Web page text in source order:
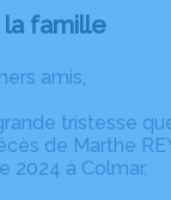
famille
amis,
tristesse
de Marthe
2024 à Colmar.